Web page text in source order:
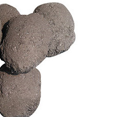
视频中心
联系我们